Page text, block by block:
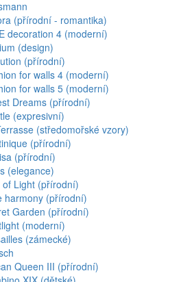
(přírodní - romantika)
decoration 4 (moderní)
(design)
(přírodní)
for walls 4 (moderní)
for walls 5 (moderní)
Dreams (přírodní)
(expresivní)
(středomořské vzory)
(přírodní)
(přírodní)
(elegance)
of Light (přírodní)
harmony (přírodní)
Garden (přírodní)
(moderní)
(zámecké)
Queen III (přírodní)